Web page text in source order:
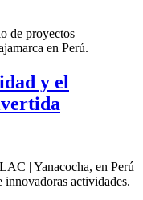
de proyectos
en Perú.
y el
| Yanacocha, en Perú
innovadoras actividades.